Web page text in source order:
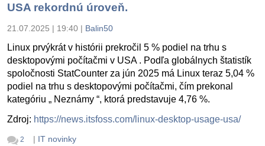
USA rekordnú úroveň.
21.07.2025 | 19:40 | Balin50
Linux prvýkrát v histórii prekročil 5 % podiel na trhu s
desktopovými počítačmi v USA . Podľa globálnych štatistík
spoločnosti StatCounter za jún 2025 má Linux teraz 5,04 %
podiel na trhu s desktopovými počítačmi, čím prekonal
kategóriu „ Neznámy “, ktorá predstavuje 4,76 %.
Zdroj: https://news.itsfoss.com/linux-desktop-usage-usa/
2 | IT novinky